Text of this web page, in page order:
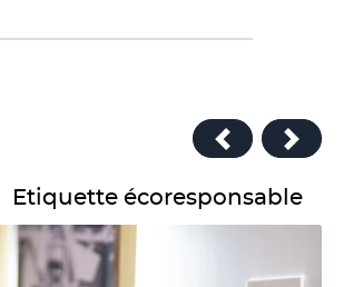
Etiquette écoresponsable
Détails Etiquette écoresponsable